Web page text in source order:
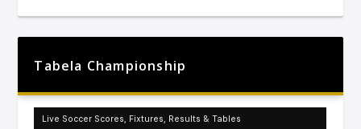
Tabela Championship